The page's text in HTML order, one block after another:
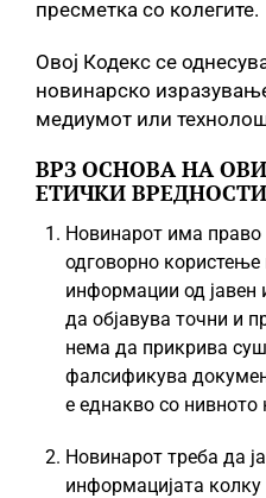
пресметка со колегите.
Овој Кодекс се
новинарско
медиумот или
ВРЗ ОСНОВА НА
ЕТИЧКИ
Новинарот има право
одговорно користење
информации од јавен
да објавува точни и
нема да прикрива
фалсификува
е еднакво со
Новинарот треба да
информацијата